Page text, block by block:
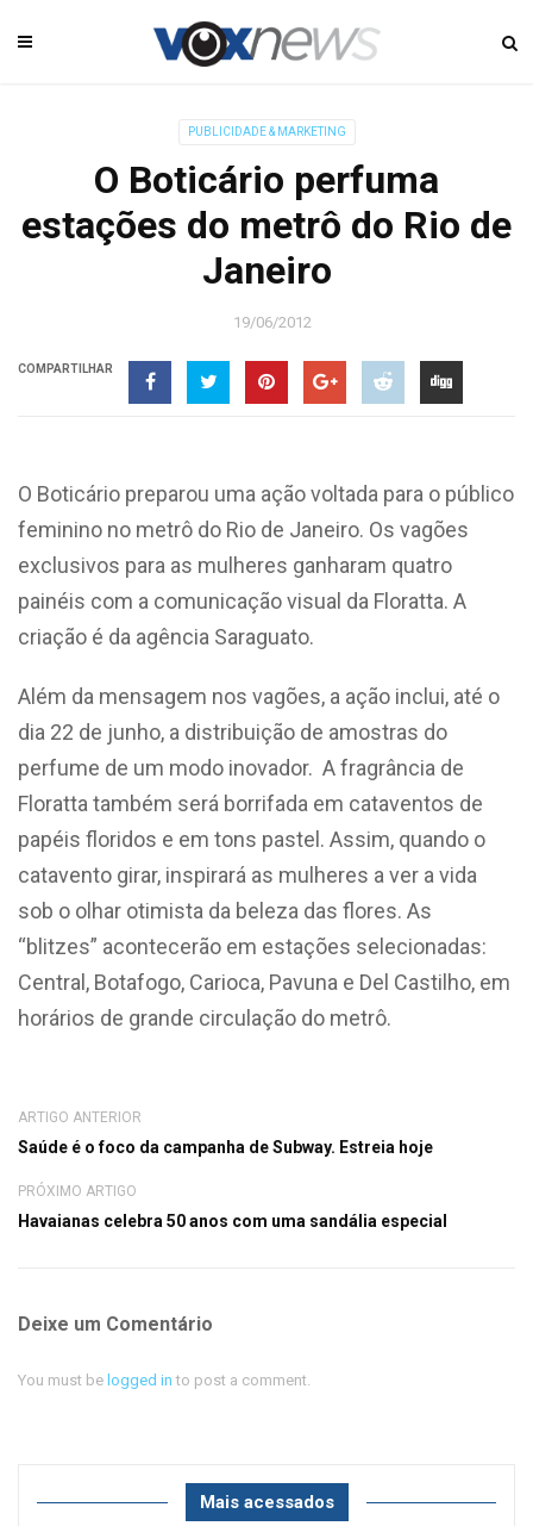
PUBLICIDADE & MARKETING
O Boticário perfuma
estações do metrô do Rio de
Janeiro
19/06/2012
COMPARTILHAR
O Boticário preparou uma ação voltada para o público
feminino no metrô do Rio de Janeiro. Os vagões
exclusivos para as mulheres ganharam quatro
painéis com a comunicação visual da Floratta. A
criação é da agência Saraguato.
Além da mensagem nos vagões, a ação inclui, até o
dia 22 de junho, a distribuição de amostras do
perfume de um modo inovador. A fragrância de
Floratta também será borrifada em cataventos de
papéis floridos e em tons pastel. Assim, quando o
catavento girar, inspirará as mulheres a ver a vida
sob o olhar otimista da beleza das flores. As
“blitzes” acontecerão em estações selecionadas:
Central, Botafogo, Carioca, Pavuna e Del Castilho, em
horários de grande circulação do metrô.
ARTIGO ANTERIOR
Saúde é o foco da campanha de Subway. Estreia hoje
PRÓXIMO ARTIGO
Havaianas celebra 50 anos com uma sandália especial
Deixe um Comentário
You must be logged in to post a comment.
Mais acessados